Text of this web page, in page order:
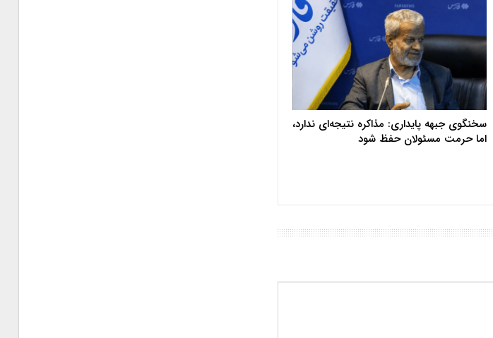
سخنگوی جبهه پایداری: مذاکره نتیجه‌ای ندارد،
اما حرمت مسئولان حفظ شود